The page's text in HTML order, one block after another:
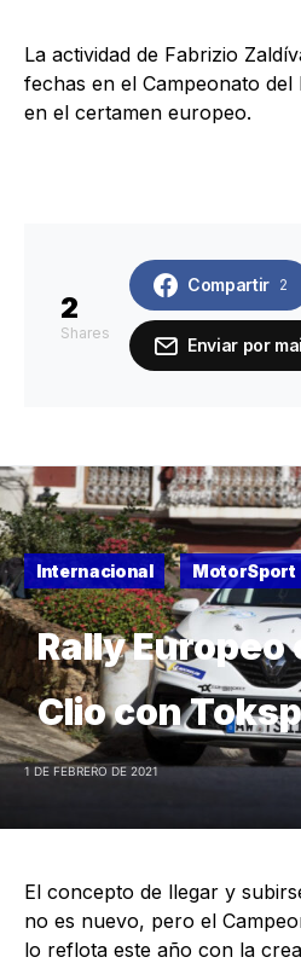
La actividad de Fabrizio
fechas en el Campeonato
en el certamen europeo.
2
Shares
Compartir 2
Enviar por
Internacional MotorSport
Rally Europeo
Clio con
1 DE FEBRERO DE 2021
El concepto de llegar y
no es nuevo, pero el
lo reflota este año con la